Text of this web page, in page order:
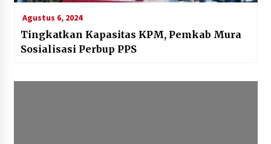
Agustus 6, 2024
Tingkatkan Kapasitas KPM, Pemkab Mura
Sosialisasi Perbup PPS